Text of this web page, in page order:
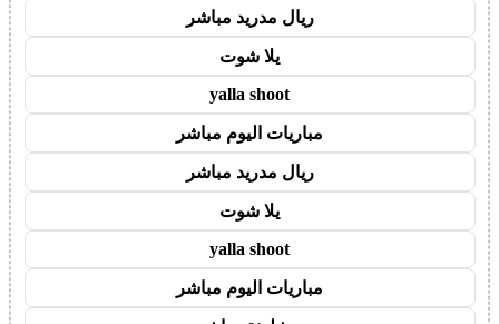
ريال مدريد مباشر
يلا شوت
yalla shoot
مباريات اليوم مباشر
ريال مدريد مباشر
يلا شوت
yalla shoot
مباريات اليوم مباشر